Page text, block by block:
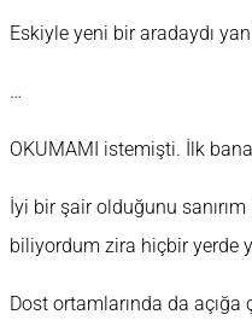
Eskiyle yeni bir aradaydı
…
OKUMAMI istemişti. İlk
İyi bir şair olduğunu
biliyordum zira hiçbir yerde
Dost ortamlarında da açığa